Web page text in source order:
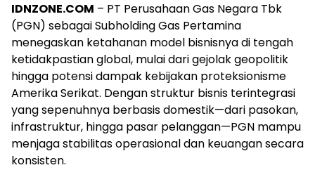
IDNZONE.COM – PT Perusahaan Gas Negara Tbk
(PGN) sebagai Subholding Gas Pertamina
menegaskan ketahanan model bisnisnya di tengah
ketidakpastian global, mulai dari gejolak geopolitik
hingga potensi dampak kebijakan proteksionisme
Amerika Serikat. Dengan struktur bisnis terintegrasi
yang sepenuhnya berbasis domestik—dari pasokan,
infrastruktur, hingga pasar pelanggan—PGN mampu
menjaga stabilitas operasional dan keuangan secara
konsisten.